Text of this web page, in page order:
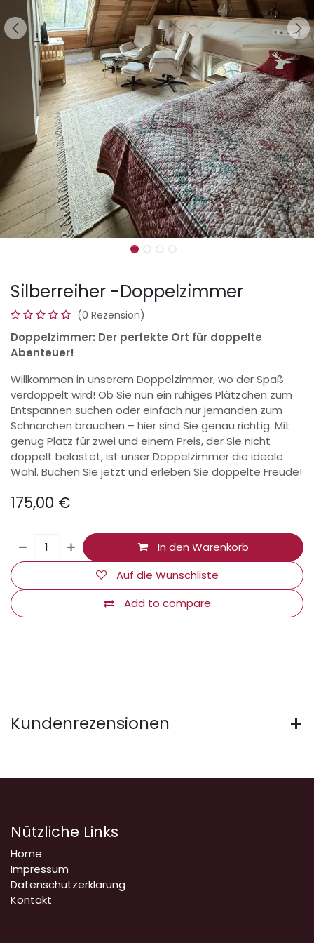
Silberreiher -Doppelzimmer
(0 Rezension)
Doppelzimmer: Der perfekte Ort für doppelte
Abenteuer!
Willkommen in unserem Doppelzimmer, wo der Spaß
verdoppelt wird! Ob Sie nun ein ruhiges Plätzchen zum
Entspannen suchen oder einfach nur jemanden zum
Schnarchen brauchen – hier sind Sie genau richtig. Mit
genug Platz für zwei und einem Preis, der Sie nicht
doppelt belastet, ist unser Doppelzimmer die ideale
Wahl. Buchen Sie jetzt und erleben Sie doppelte Freude!
175,00 €
In den Warenkorb
Add to compare
Auf die Wunschliste
Kundenrezensionen
Nützliche Links
Home
Impressum
Datenschutzerklärung
Kontakt